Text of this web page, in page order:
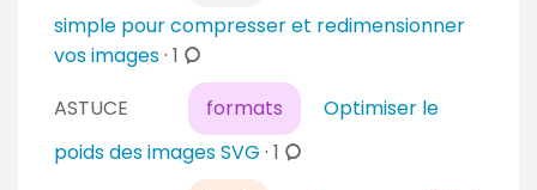
simple pour compresser et redimensionner
vos images· 1 c
m
ASTUCE formats
Optimiser le
poids des images SVG · 1 c